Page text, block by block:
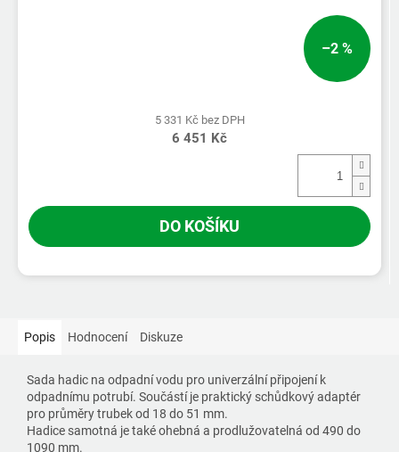
–2 %
5 331 Kč bez DPH
6 451 Kč
DO KOŠÍKU
Popis Hodnocení Diskuze
Sada hadic na odpadní vodu pro univerzální připojení k
odpadnímu potrubí. Součástí je praktický schůdkový adaptér
pro průměry trubek od 18 do 51 mm.
Hadice samotná je také ohebná a prodlužovatelná od 490 do
1090 mm.